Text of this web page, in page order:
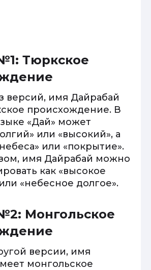
Тюркское
версий, имя Дайрабай
происхождение. В
«Дай» может
или «высокий», а
или «покрытие».
имя Дайрабай можно
как «высокое
«небесное долгое».
Монгольское
версии, имя
монгольское